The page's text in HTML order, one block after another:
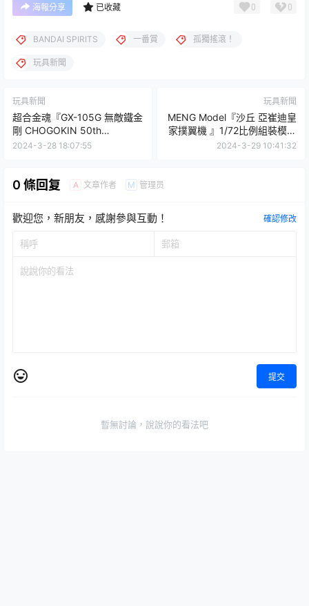
海報分享 已收藏 0 0
BANDAI SPIRITS 一番賞 孤獨搖滾！
玩具新聞
玩具新聞
超合金魂『GX-105G 無敵鐵金
剛 CHOGOKIN 50th
Exclusive』全機鍍金超豪華紀
2024-3-28 18:07:55
玩具新聞
MENG Model『沙丘 亞崔迪皇
家撲翼機 』1/72比例組裝模型
蜻蜓般的機翼設計靈活再現！
2024-3-29 10:41:32
0 條回复 A 文章作者 M 管理员
歡迎您，新朋友，感謝參與互動！ 確認修改
提交
暫無討論，說說你的看法吧